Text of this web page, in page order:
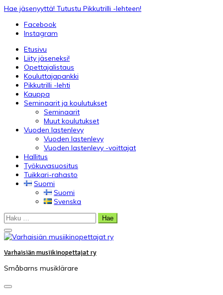
Skip
content
Hae jäsenyyttä! Tutustu Pikkutrilli -lehteen!
Facebook
Instagram
Etusivu
Liity jäseneksi!
Opettajalistaus
Kouluttajapankki
Pikkutrilli -lehti
Kauppa
Seminaarit ja koulutukset
Seminaarit
Muut koulutukset
Vuoden lastenlevy
Vuoden lastenlevy
Vuoden lastenlevy -voittajat
Hallitus
Työkuvasuositus
Tuikkari-rahasto
Suomi
Suomi
Svenska
Haku:
Varhaisiän musiikinopettajat ry
Småbarns musiklärare